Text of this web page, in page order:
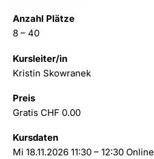
Anzahl Plätze
8 – 40
Kursleiter/in
Kristin Skowranek
Preis
Gratis CHF 0.00
Kursdaten
Mi 18.11.2026 11:30 – 12:30 Online